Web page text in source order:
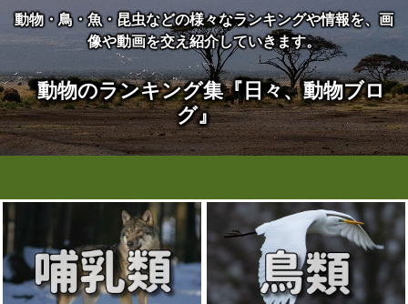
動物・鳥・魚・昆虫などの様々なランキングや情報を、画
像や動画を交え紹介していきます。
動物のランキング集『日々、動物ブロ
グ』